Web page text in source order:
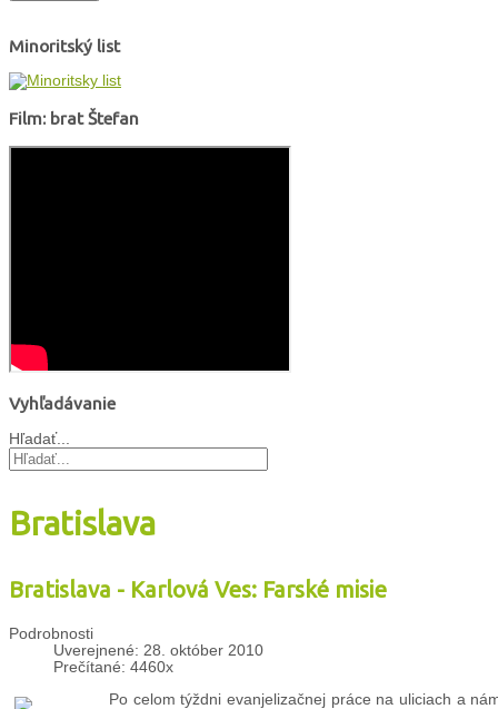
Minoritský list
Film: brat Štefan
Vyhľadávanie
Hľadať...
Bratislava
Bratislava - Karlová Ves: Farské misie
Podrobnosti
Uverejnené: 28. október 2010
Prečítané: 4460x
Po celom týždni evanjelizačnej práce na uliciach a